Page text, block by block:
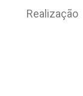
Realização